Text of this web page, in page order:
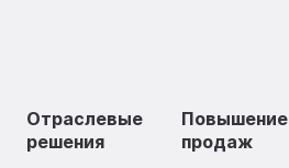
Отраслевые
решения
Повышение
продаж